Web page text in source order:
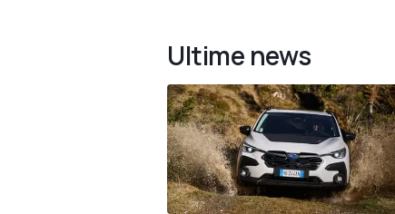
Ultime news